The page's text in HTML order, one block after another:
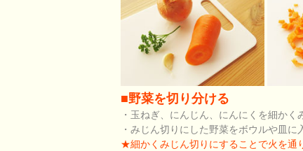
■野菜を切り分ける
・玉ねぎ、にんじん、にんにくを細かく
・みじん切りにした野菜をボウルや皿に
★細かくみじん切りにすることで火を通